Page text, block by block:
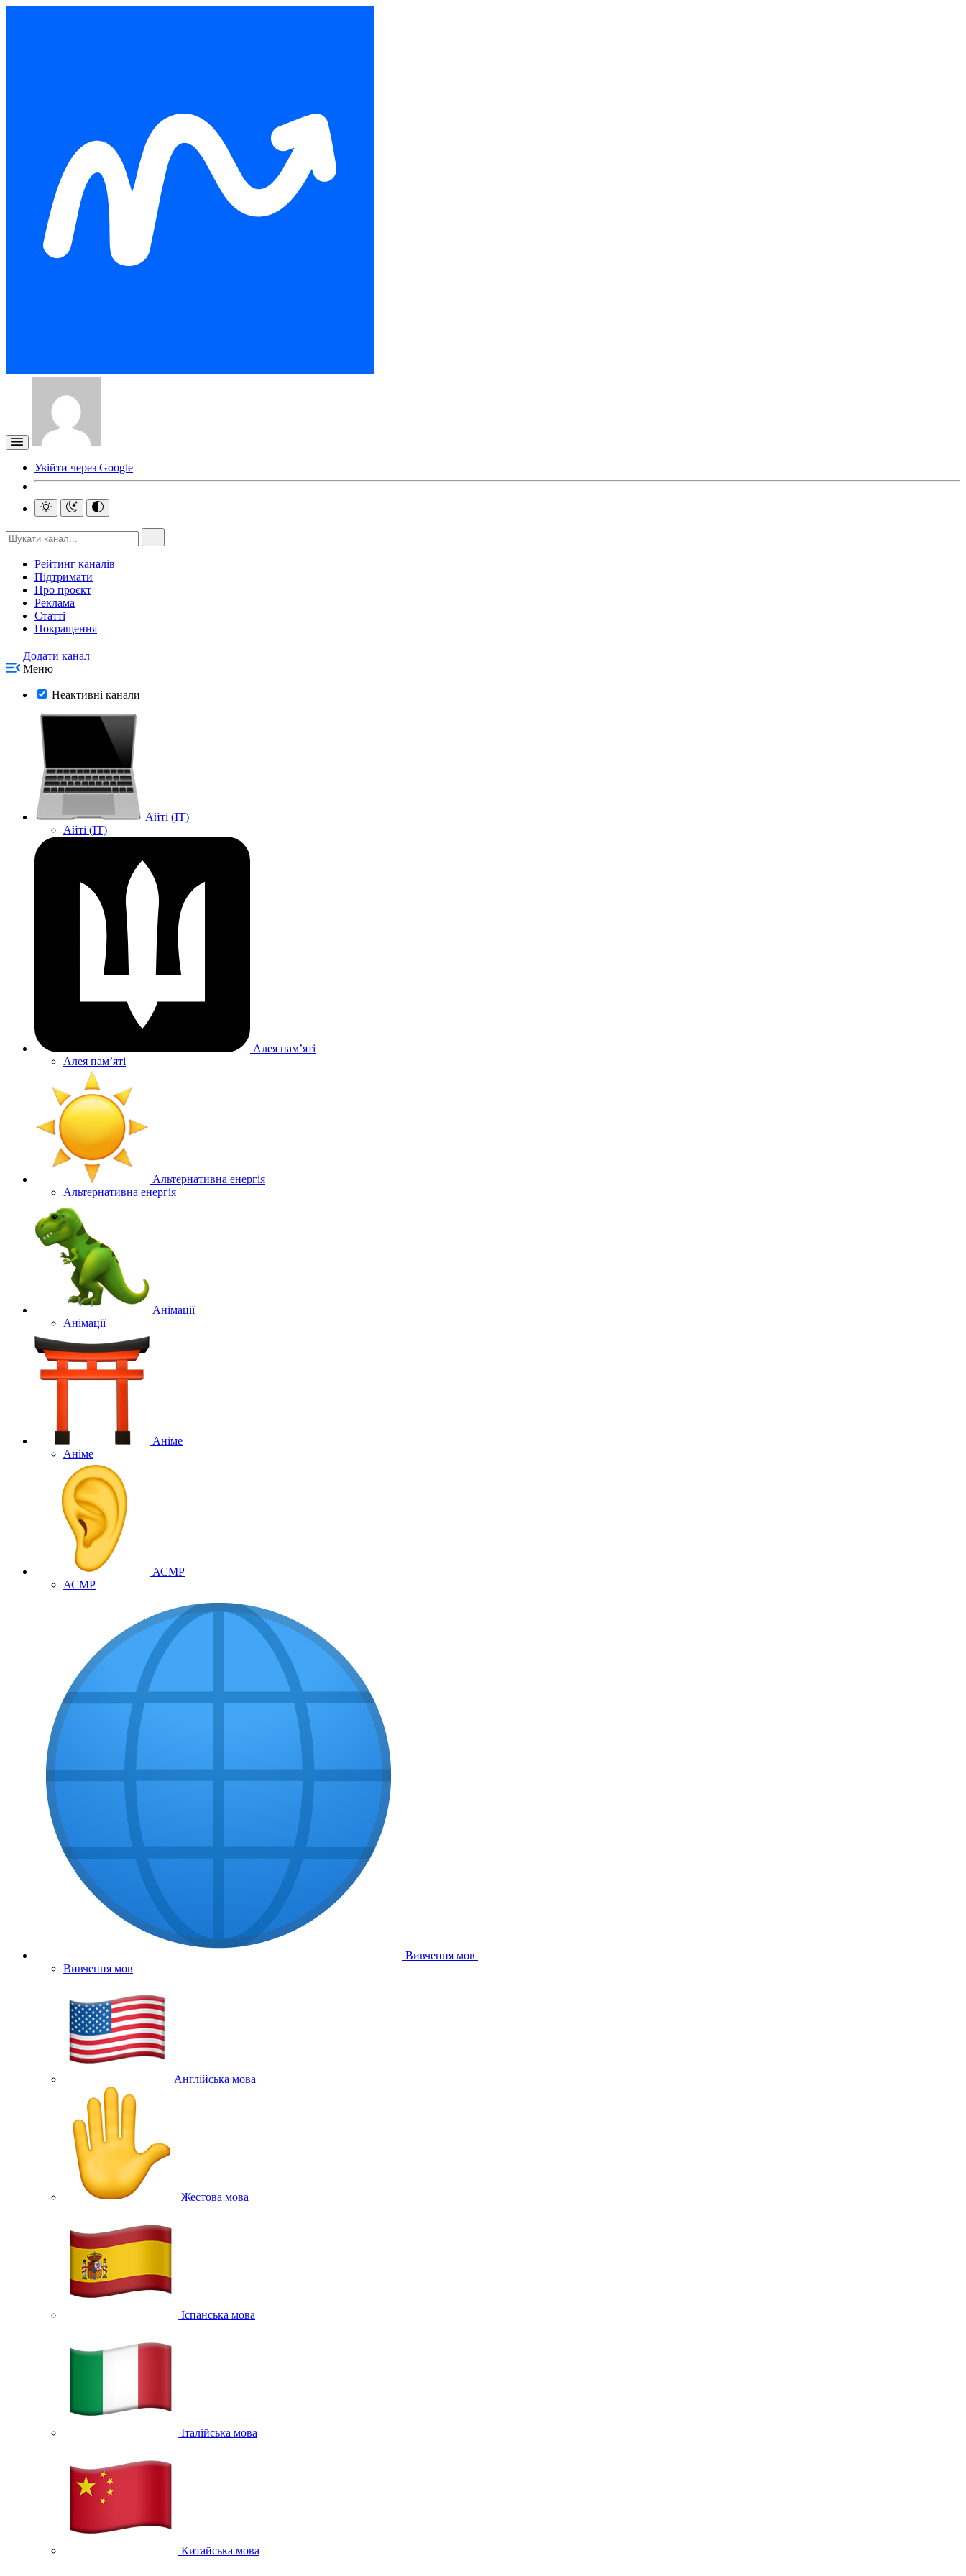
Увійти через Google
Рейтинг каналів
Підтримати
Про проєкт
Реклама
Статті
Покращення
Додати канал
Меню
Неактивні канали
Айті (IT)
Айті (IT)
Алея памʼяті
Алея памʼяті
Альтернативна енергія
Альтернативна енергія
Анімації
Анімації
Аніме
Аніме
АСМР
АСМР
Вивчення мов
Вивчення мов
Англійська мова
Жестова мова
Іспанська мова
Італійська мова
Китайська мова